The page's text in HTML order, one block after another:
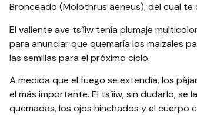
Bronceado (Molothrus aeneus), del cual
El valiente ave ts’íiw tenía plumaje
para anunciar que quemaría los maizales
las semillas para el próximo ciclo.
A medida que el fuego se extendía, los
el más importante. El ts’íiw, sin dudarlo,
quemadas, los ojos hinchados y el cuerpo